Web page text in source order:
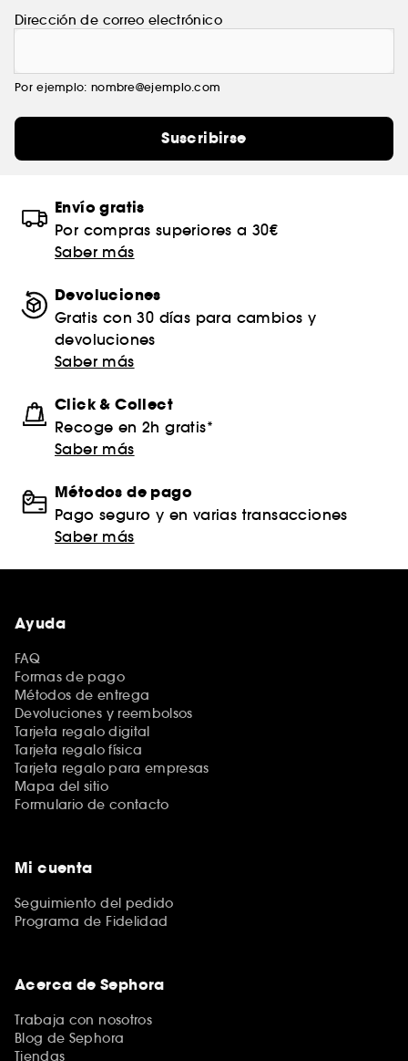
Dirección de correo electrónico
Por ejemplo: nombre@ejemplo.com
Suscribirse
Envío gratis
Por compras superiores a 30€
Saber más
Devoluciones
Gratis con 30 días para cambios y
devoluciones
Saber más
Click & Collect
Recoge en 2h gratis*
Saber más
Métodos de pago
Pago seguro y en varias transacciones
Saber más
Ayuda
FAQ
Formas de pago
Métodos de entrega
Devoluciones y reembolsos
Tarjeta regalo digital
Tarjeta regalo física
Tarjeta regalo para empresas
Mapa del sitio
Formulario de contacto
Mi cuenta
Seguimiento del pedido
Programa de Fidelidad
Acerca de Sephora
Trabaja con nosotros
Blog de Sephora
Tiendas